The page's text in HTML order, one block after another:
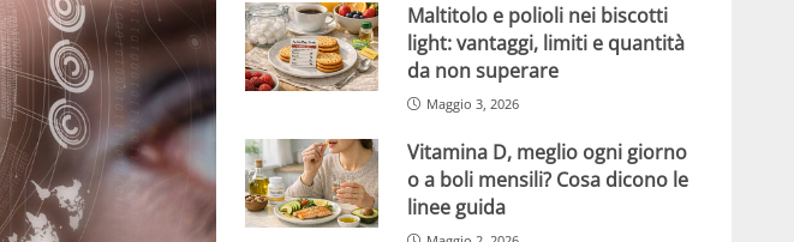
Maltitolo e polioli nei biscotti
light: vantaggi, limiti e quantità
da non superare
Maggio 3, 2026
Vitamina D, meglio ogni giorno
o a boli mensili? Cosa dicono le
linee guida